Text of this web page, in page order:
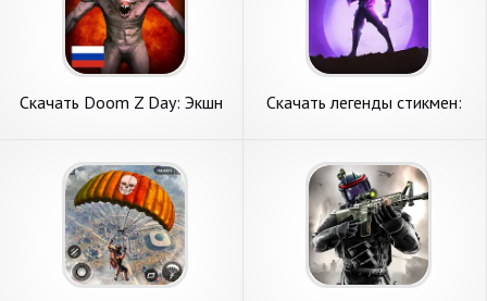
Скачать Doom Z Day: Экшн
Андроид
Скачать легенды стикмен:
на Андроид